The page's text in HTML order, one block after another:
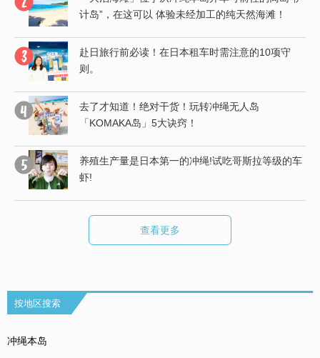
计岛”，在这可以 体验未经加工的纯天然海滩！
赴日旅行前必读！在日本租车时需注意的10项守
则。
去了才知道！绝对干货！玩转冲绳无人岛
「KOMAKA岛」5大诀窍！
养殖生产量是日本第一的冲绳!试吃哥斯拉等级的车
虾!
查看更多
按地区搜索
冲绳本岛